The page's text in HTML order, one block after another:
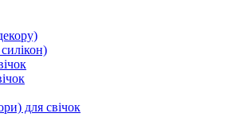
для свічок